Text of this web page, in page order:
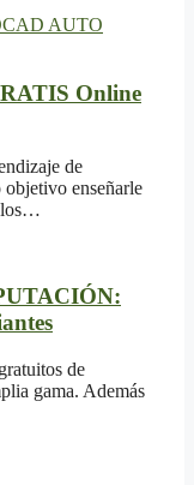
Online
de
enseñarle
los…
de
gama. Además